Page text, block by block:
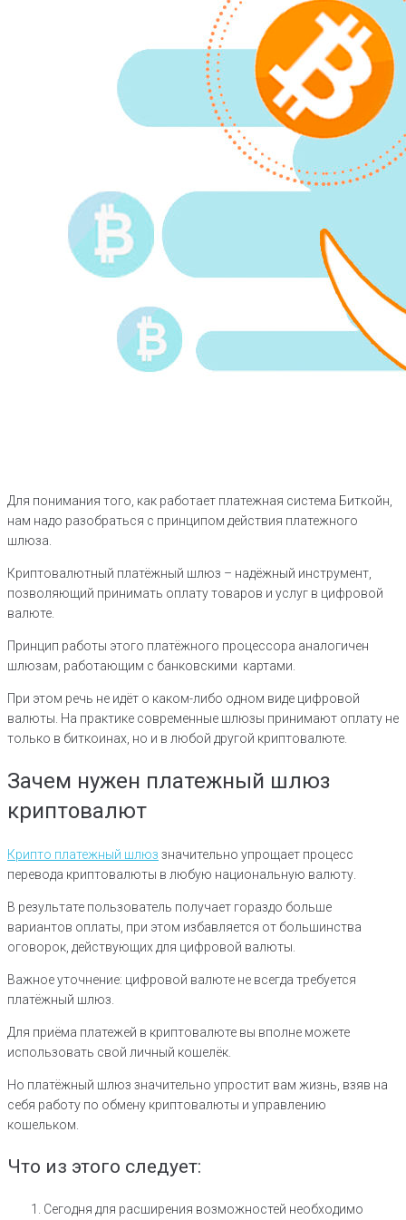
Для понимания того, как работает платежная система Биткойн,
нам надо разобраться с принципом действия платежного
шлюза.
Криптовалютный платёжный шлюз – надёжный инструмент,
позволяющий принимать оплату товаров и услуг в цифровой
валюте.
Принцип работы этого платёжного процессора аналогичен
шлюзам, работающим с банковскими картами.
При этом речь не идёт о каком-либо одном виде цифровой
валюты. На практике современные шлюзы принимают оплату не
только в биткоинах, но и в любой другой криптовалюте.
Зачем нужен платежный шлюз
криптовалют
Крипто платежный шлюз значительно упрощает процесс
перевода криптовалюты в любую национальную валюту.
В результате пользователь получает гораздо больше
вариантов оплаты, при этом избавляется от большинства
оговорок, действующих для цифровой валюты.
Важное уточнение: цифровой валюте не всегда требуется
платёжный шлюз.
Для приёма платежей в криптовалюте вы вполне можете
использовать свой личный кошелёк.
Но платёжный шлюз значительно упростит вам жизнь, взяв на
себя работу по обмену криптовалюты и управлению
кошельком.
Что из этого следует:
Сегодня для расширения возможностей необходимо